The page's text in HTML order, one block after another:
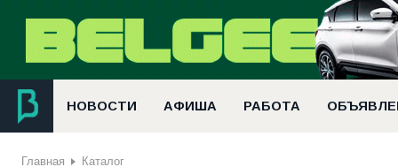
НОВОСТИ АФИША РАБОТА
Главная Каталог